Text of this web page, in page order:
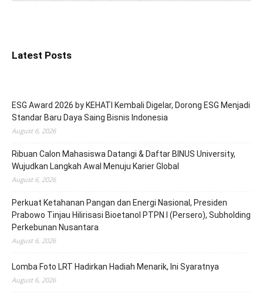
Latest Posts
ESG Award 2026 by KEHATI Kembali Digelar, Dorong ESG Menjadi
Standar Baru Daya Saing Bisnis Indonesia
August 6, 2026
Ribuan Calon Mahasiswa Datangi & Daftar BINUS University,
Wujudkan Langkah Awal Menuju Karier Global
August 6, 2026
Perkuat Ketahanan Pangan dan Energi Nasional, Presiden
Prabowo Tinjau Hilirisasi Bioetanol PTPN I (Persero), Subholding
Perkebunan Nusantara
August 6, 2026
Lomba Foto LRT Hadirkan Hadiah Menarik, Ini Syaratnya
August 6, 2026